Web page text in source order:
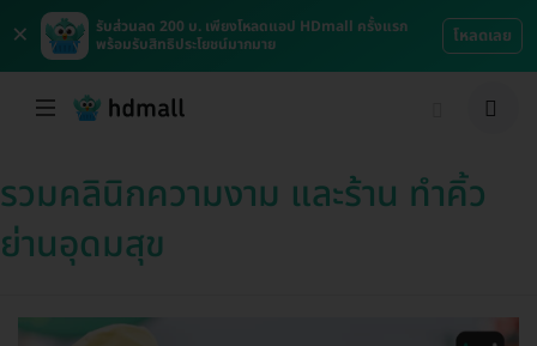
×
รับส่วนลด 200 บ. เพียงโหลดแอป HDmall ครั้งแรก
พร้อมรับสิทธิประโยชน์มากมาย
โหลดเลย
รวมคลินิกความงาม และร้าน ทำคิ้ว
ย่านอุดมสุข